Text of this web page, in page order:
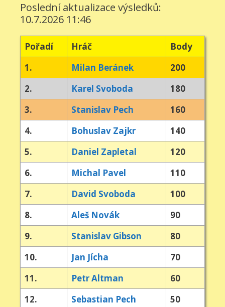
Poslední aktualizace výsledků:
10.7.2026 11:46
Pořadí Hráč
Body
1.
Milan Beránek
200
2.
Karel Svoboda
180
3.
Stanislav Pech
160
4.
Bohuslav Zajkr
140
5.
Daniel Zapletal
120
6.
Michal Pavel
110
7.
David Svoboda
100
8.
Aleš Novák
90
9.
Stanislav Gibson
80
10.
Jan Jícha
70
11.
Petr Altman
60
12.
Sebastian Pech 50